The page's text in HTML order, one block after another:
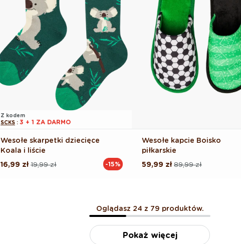
Z kodem
SCKS : 3 + 1 ZA DARMO
Wesołe skarpetki dziecięce
Koala i liście
Cena
19,99 zł
Cena
16,99 zł -15%
Wesołe kapcie Boisko
piłkarskie
Cena
89,99 zł
Cena
59,99 zł
Oglądasz 24 z 79 produktów.
Pokaż więcej